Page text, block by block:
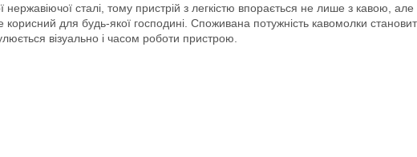
нержавіючої сталі, тому пристрій з легкістю впорається не лише з кавою,
для будь-якої господині. Споживана потужність кавомолки
візуально і часом роботи пристрою.